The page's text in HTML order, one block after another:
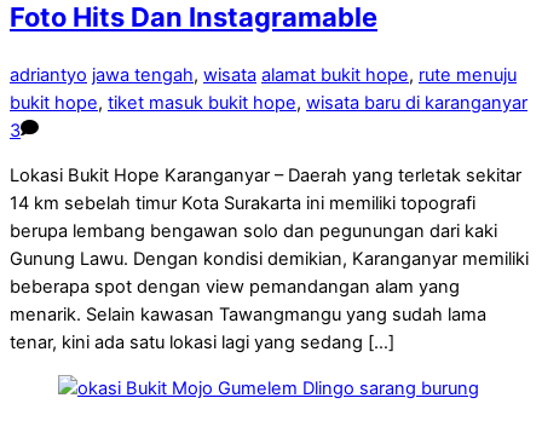
Foto Hits Dan Instagramable
adriantyo jawa tengah, wisata alamat bukit hope, rute menuju
bukit hope, tiket masuk bukit hope, wisata baru di karanganyar
3
Lokasi Bukit Hope Karanganyar – Daerah yang terletak sekitar
14 km sebelah timur Kota Surakarta ini memiliki topografi
berupa lembang bengawan solo dan pegunungan dari kaki
Gunung Lawu. Dengan kondisi demikian, Karanganyar memiliki
beberapa spot dengan view pemandangan alam yang
menarik. Selain kawasan Tawangmangu yang sudah lama
tenar, kini ada satu lokasi lagi yang sedang […]